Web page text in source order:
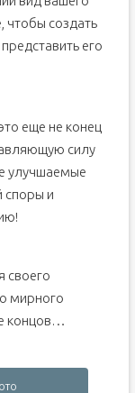
чтобы создать
его
еще не конец
силу
улучшаемые
споры и
своего
мирного
концов…